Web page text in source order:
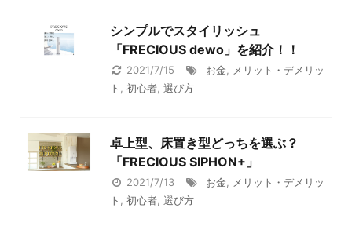
シンプルでスタイリッシュ
「FRECIOUS dewo」を紹介！！
2021/7/15 お金, メリット・デメリッ
ト , 初心者, 選び方
卓上型、床置き型どっちを選ぶ？
「FRECIOUS SIPHON+」
2021/7/13 お金, メリット・デメリッ
ト , 初心者, 選び方